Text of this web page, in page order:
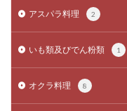
アスパラ料理 2
いも類及びでん粉類 1
オクラ料理 8